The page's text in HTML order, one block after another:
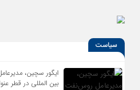
سیاست
ایگور سچین،
بین المللی در قطر